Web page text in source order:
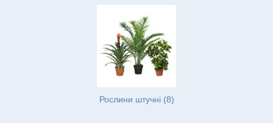
Рослини штучні (8)